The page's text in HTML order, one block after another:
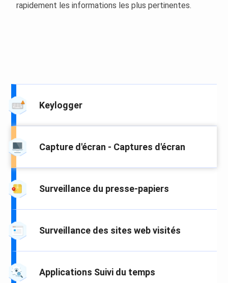
rapidement les informations les plus pertinentes.
Keylogger
Capture d'écran - Captures d'écran
Surveillance du presse-papiers
Surveillance des sites web visités
Applications Suivi du temps